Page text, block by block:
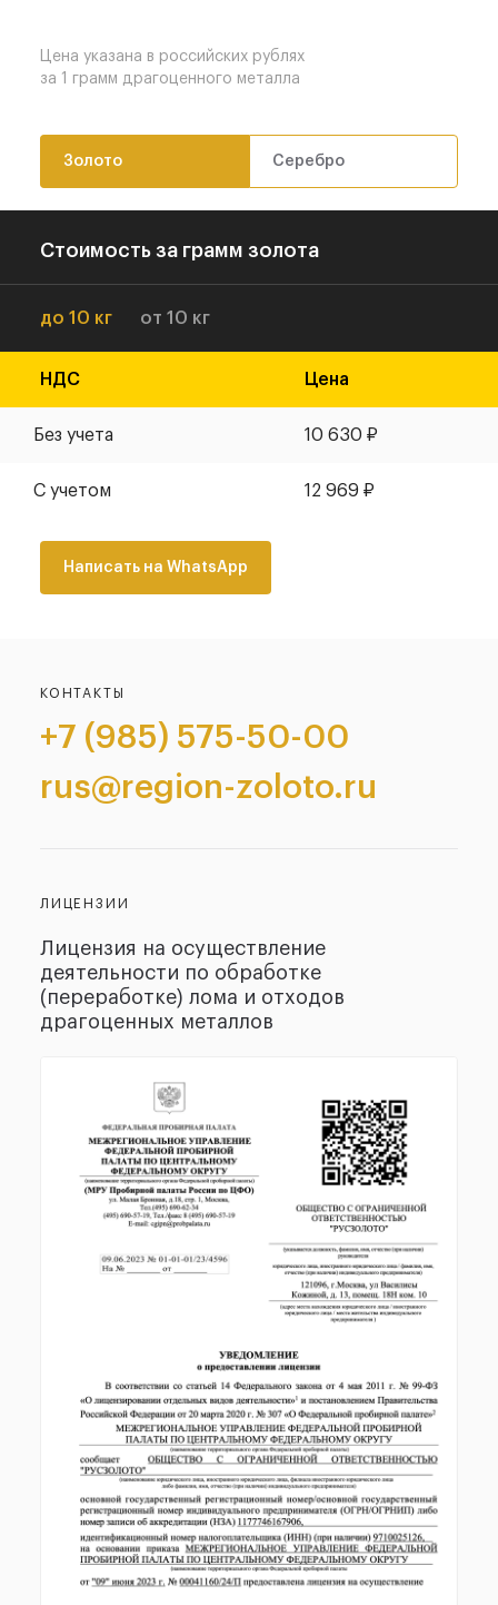
Цена указана в российских рублях
за 1 грамм драгоценного металла
Золото Серебро
Стоимость за грамм золота
до 10 кг от 10 кг
НДС Цена
Без учета 10 630 ₽
С учетом 12 969 ₽
Написать на WhatsApp
КОНТАКТЫ
+7 (985) 575-50-00
rus@region-zoloto.ru
ЛИЦЕНЗИИ
Лицензия на осуществление
деятельности по обработке
(переработке) лома и отходов
драгоценных металлов